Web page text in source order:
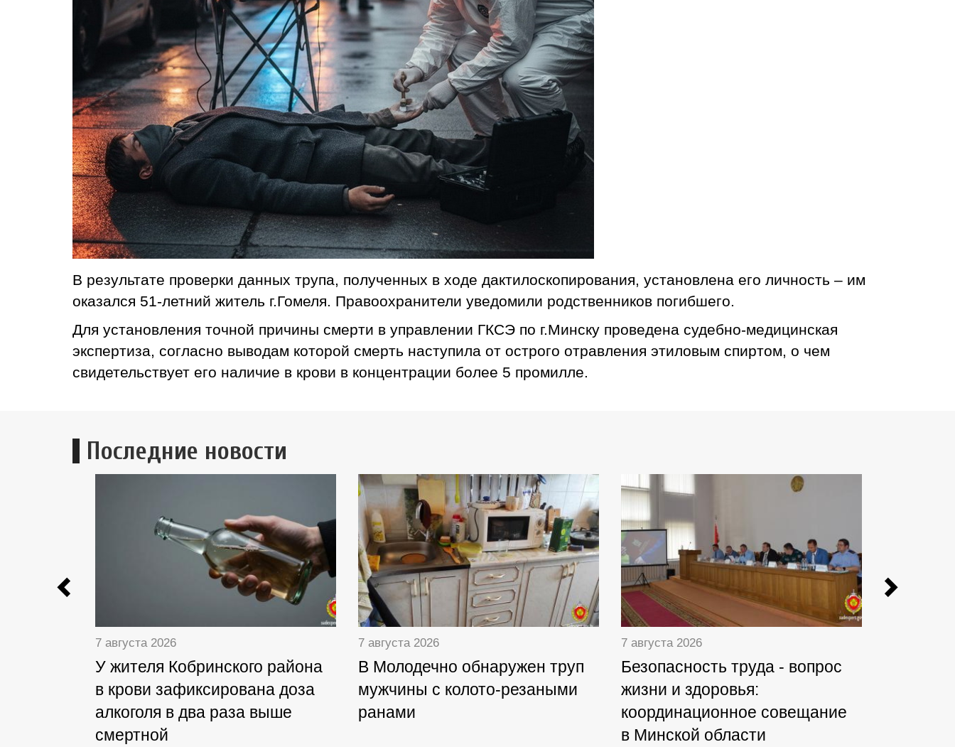
В результате проверки данных трупа, полученных в ходе дактилоскопирования, установлена его личность – им
оказался 51-летний житель г.Гомеля. Правоохранители уведомили родственников погибшего.
Для установления точной причины смерти в управлении ГКСЭ по г.Минску проведена судебно-медицинская
экспертиза, согласно выводам которой смерть наступила от острого отравления этиловым спиртом, о чем
свидетельствует его наличие в крови в концентрации более 5 промилле.
Последние новости
7 августа 2026
У жителя Кобринского района
в крови зафиксирована доза
алкоголя в два раза выше
смертной
7 августа 2026
В Молодечно обнаружен труп
мужчины с колото-резаными
ранами
7 августа 2026
Безопасность труда - вопрос
жизни и здоровья:
координационное совещание
в Минской области